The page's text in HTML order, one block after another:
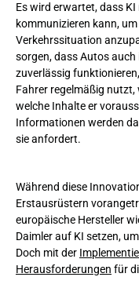
Es wird erwartet, dass
kommunizieren kann,
Verkehrssituation
sorgen, dass Autos
zuverlässig
Fahrer regelmäßig nutzt,
welche Inhalte er
Informationen werden
sie anfordert.
Während diese
Erstausrüstern
europäische Hersteller
Daimler auf KI setzen,
Doch mit der
Herausforderungen für